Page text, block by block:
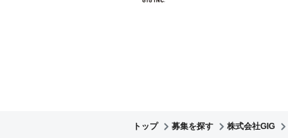
トップ 募集を探す 株式会社GIG